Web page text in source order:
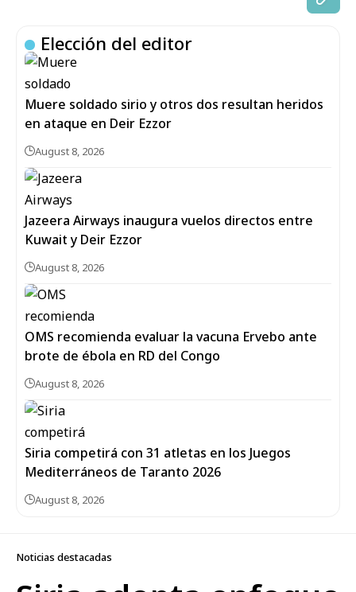
Elección del editor
Muere soldado sirio y otros dos resultan heridos
en ataque en Deir Ezzor
August 8, 2026
Jazeera Airways inaugura vuelos directos entre
Kuwait y Deir Ezzor
August 8, 2026
OMS recomienda evaluar la vacuna Ervebo ante
brote de ébola en RD del Congo
August 8, 2026
Siria competirá con 31 atletas en los Juegos
Mediterráneos de Taranto 2026
August 8, 2026
Noticias destacadas